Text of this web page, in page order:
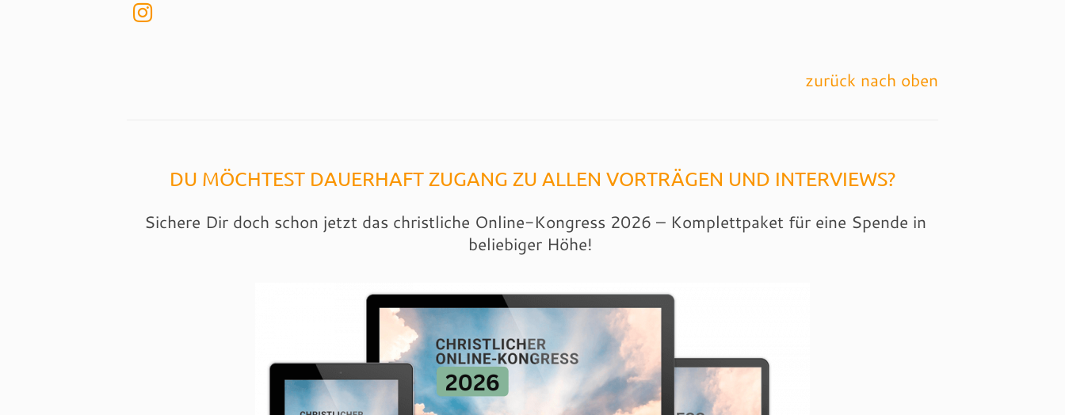
zurück nach oben
DU MÖCHTEST DAUERHAFT ZUGANG ZU ALLEN VORTRÄGEN UND INTERVIEWS?
Sichere Dir doch schon jetzt das christliche Online-Kongress 2026 – Komplettpaket für eine Spende in
beliebiger Höhe!